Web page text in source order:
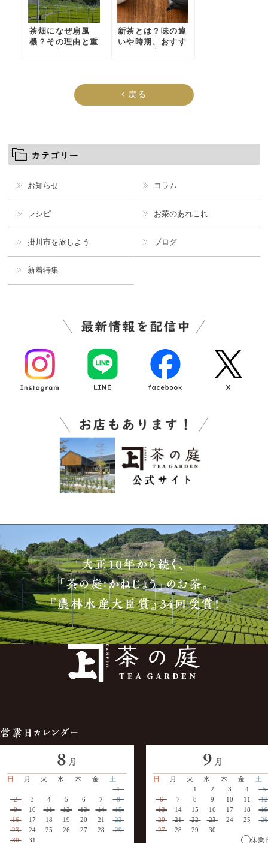
茶畑になぜ扇風
機？その理由と重
新茶とは？味の違
いや時期、おすす
戻る
お知らせ コラム
レシピ お茶のあれこれ
掛川市を旅しよう ブログ
新着特集
大正10年から続く、
「茶の庭：かねじょう」のお茶。
『農林水産大臣賞』34回受賞！
営業日カレンダー
8 月
日 月 火 水 木 金
土
1
2
3 4 5 6 7
8
9
10 11 12 13 14
15
16
17 18 19 20 21
22
23
24 25 26 27 28
29
30
31
9 月
日 月 火 水 木 金
土
1
2 3 4
5
6
7 8 9 10 11
12
13
14 15 16 17 18
19
20
21 22 23 24 25
26
27
28 29
30
休業